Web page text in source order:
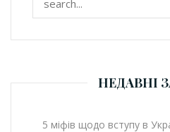
НЕДАВНІ
5 міфів щодо вступу в